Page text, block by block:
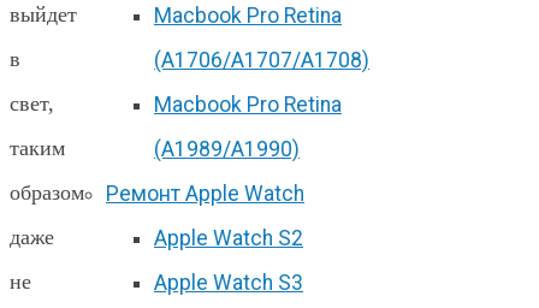
Macbook Pro Retina
(А1706/A1707/A1708)
Macbook Pro Retina
(А1989/A1990)
Ремонт Apple Watch
Apple Watch S2
Apple Watch S3
выйдет
в
свет,
таким
образом
даже
не